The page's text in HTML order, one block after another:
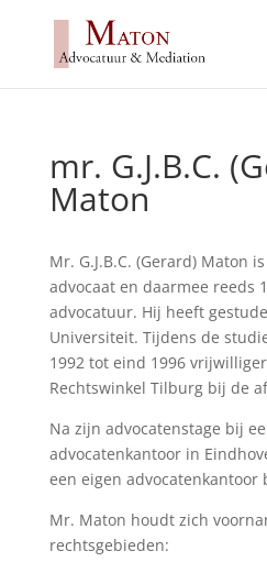
mr. G.J.B.C.
Maton
Mr. G.J.B.C. (Gerard) Maton
advocaat en daarmee reeds
advocatuur. Hij heeft
Universiteit. Tijdens de
1992 tot eind 1996
Rechtswinkel Tilburg bij de
Na zijn advocatenstage bij
advocatenkantoor in
een eigen advocatenkantoor
Mr. Maton houdt zich
rechtsgebieden: